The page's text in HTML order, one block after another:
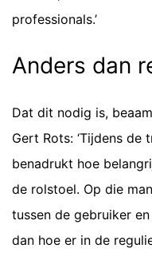
professionals.’
Anders dan
Dat dit nodig is,
Gert Rots: ‘Tijdens de
benadrukt hoe
de rolstoel. Op die
tussen de gebruiker
dan hoe er in de